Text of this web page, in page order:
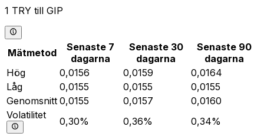
1 TRY till GIP
Mätmetod
Senaste 7
dagarna
Senaste 30
dagarna
Senaste 90
dagarna
Hög
0,0156 0,0159
0,0164
Låg
0,0155 0,0155
0,0155
Genomsnitt 0,0155 0,0157
0,0160
Volatilitet
0,30% 0,36% 0,34%